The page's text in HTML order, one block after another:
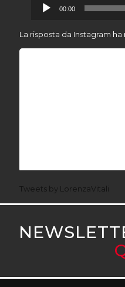
00:00
La risposta da Instagram
Tweets by LorenzaVitali